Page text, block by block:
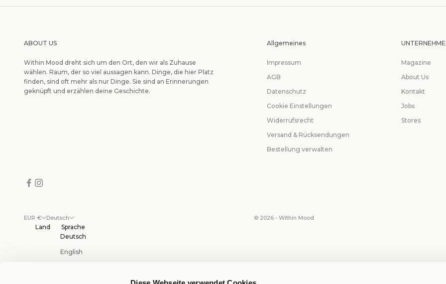
ABOUT US
Within Mood dreht sich um den Ort, den wir als Zuhause
wählen. Raum, der so viel aussagen kann. Dinge, die hier Platz
finden, sind oft mehr als nur Dinge. Sie sind an Erinnerungen
geknüpft und erzählen deine Geschichte.
Allgemeines
Impressum
AGB
Datenschutz
Cookie Einstellungen
Widerrufsrecht
Versand & Rücksendungen
Bestellung verwalten
Magazine
About Us
Kontakt
Jobs
Stores
EUR €
Land
Deutsch
Sprache
Deutsch
English
© 2026 - Within Mood